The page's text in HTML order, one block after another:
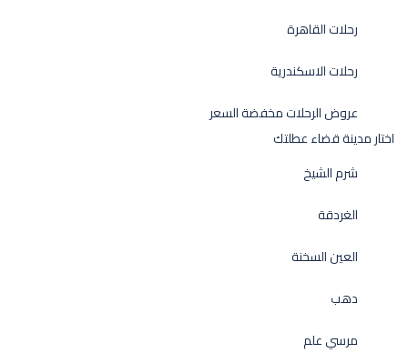
رحلات القاهرة
رحلات الاسكندرية
عروض الرحلات مخفضة السعر
اختار مدينة قضاء عطلتك
شرم الشيخ
الغردقة
العين السخنة
دهب
مرسي علم